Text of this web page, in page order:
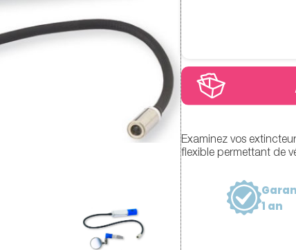
Examinez vos
flexible permettant de
1 an